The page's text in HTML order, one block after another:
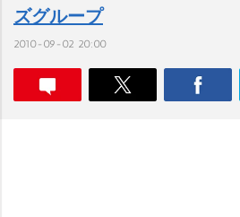
ズグループ
2010-09-02 20:00